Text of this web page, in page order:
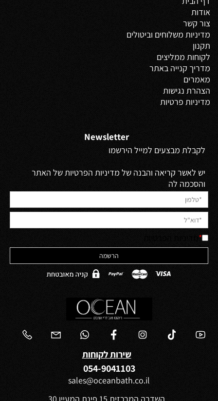
אודות
צור קשר
מדיניות משלוחים וביטולים
תקנון
לקוחות ממליצים
מדריך קנייה באתר
מאמרים
הצהרת נגישות
מדיניות פרטיות
Newsletter
לקבלת מבצעים למייל הירשמו
יש לאשר קריאה והבנה של מדיניות הפרטיות של האתר
והסכמה לה
*
שירות לקוחות
054-9041103
sales@oceanbath.co.il